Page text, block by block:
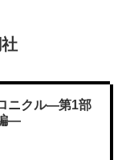
ニクル―第1部
―